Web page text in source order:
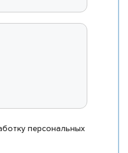
персональных